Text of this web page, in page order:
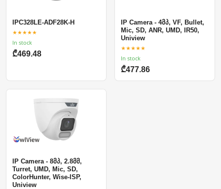
IPC328LE-ADF28K-H
★★★★★
In stock
₾469.48
IP Camera - 4მპ, VF, Bullet,
Mic, SD, ANR, UMD, IR50,
Uniview
★★★★★
In stock
₾477.86
IP Camera - 8მპ, 2.8მმ,
Turret, UMD, Mic, SD,
ColorHunter, Wise-ISP,
Uniview